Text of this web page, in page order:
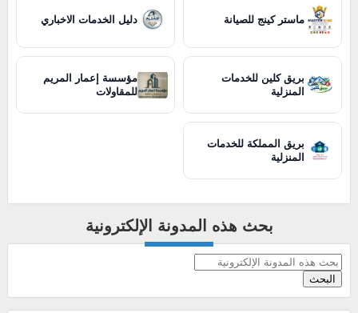
ماستر كينج للصيانة دليل الخدمات الاخباري
بريق كلين للخدمات
المنزلية
مؤسسة إعمار المريم
للمقاولات
بريق المملكة للخدمات
المنزلية
بحث هذه المدونة الإلكترونية